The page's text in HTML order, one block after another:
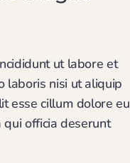
ut labore et
laboris nisi ut aliquip
esse cillum dolore eu
officia deserunt